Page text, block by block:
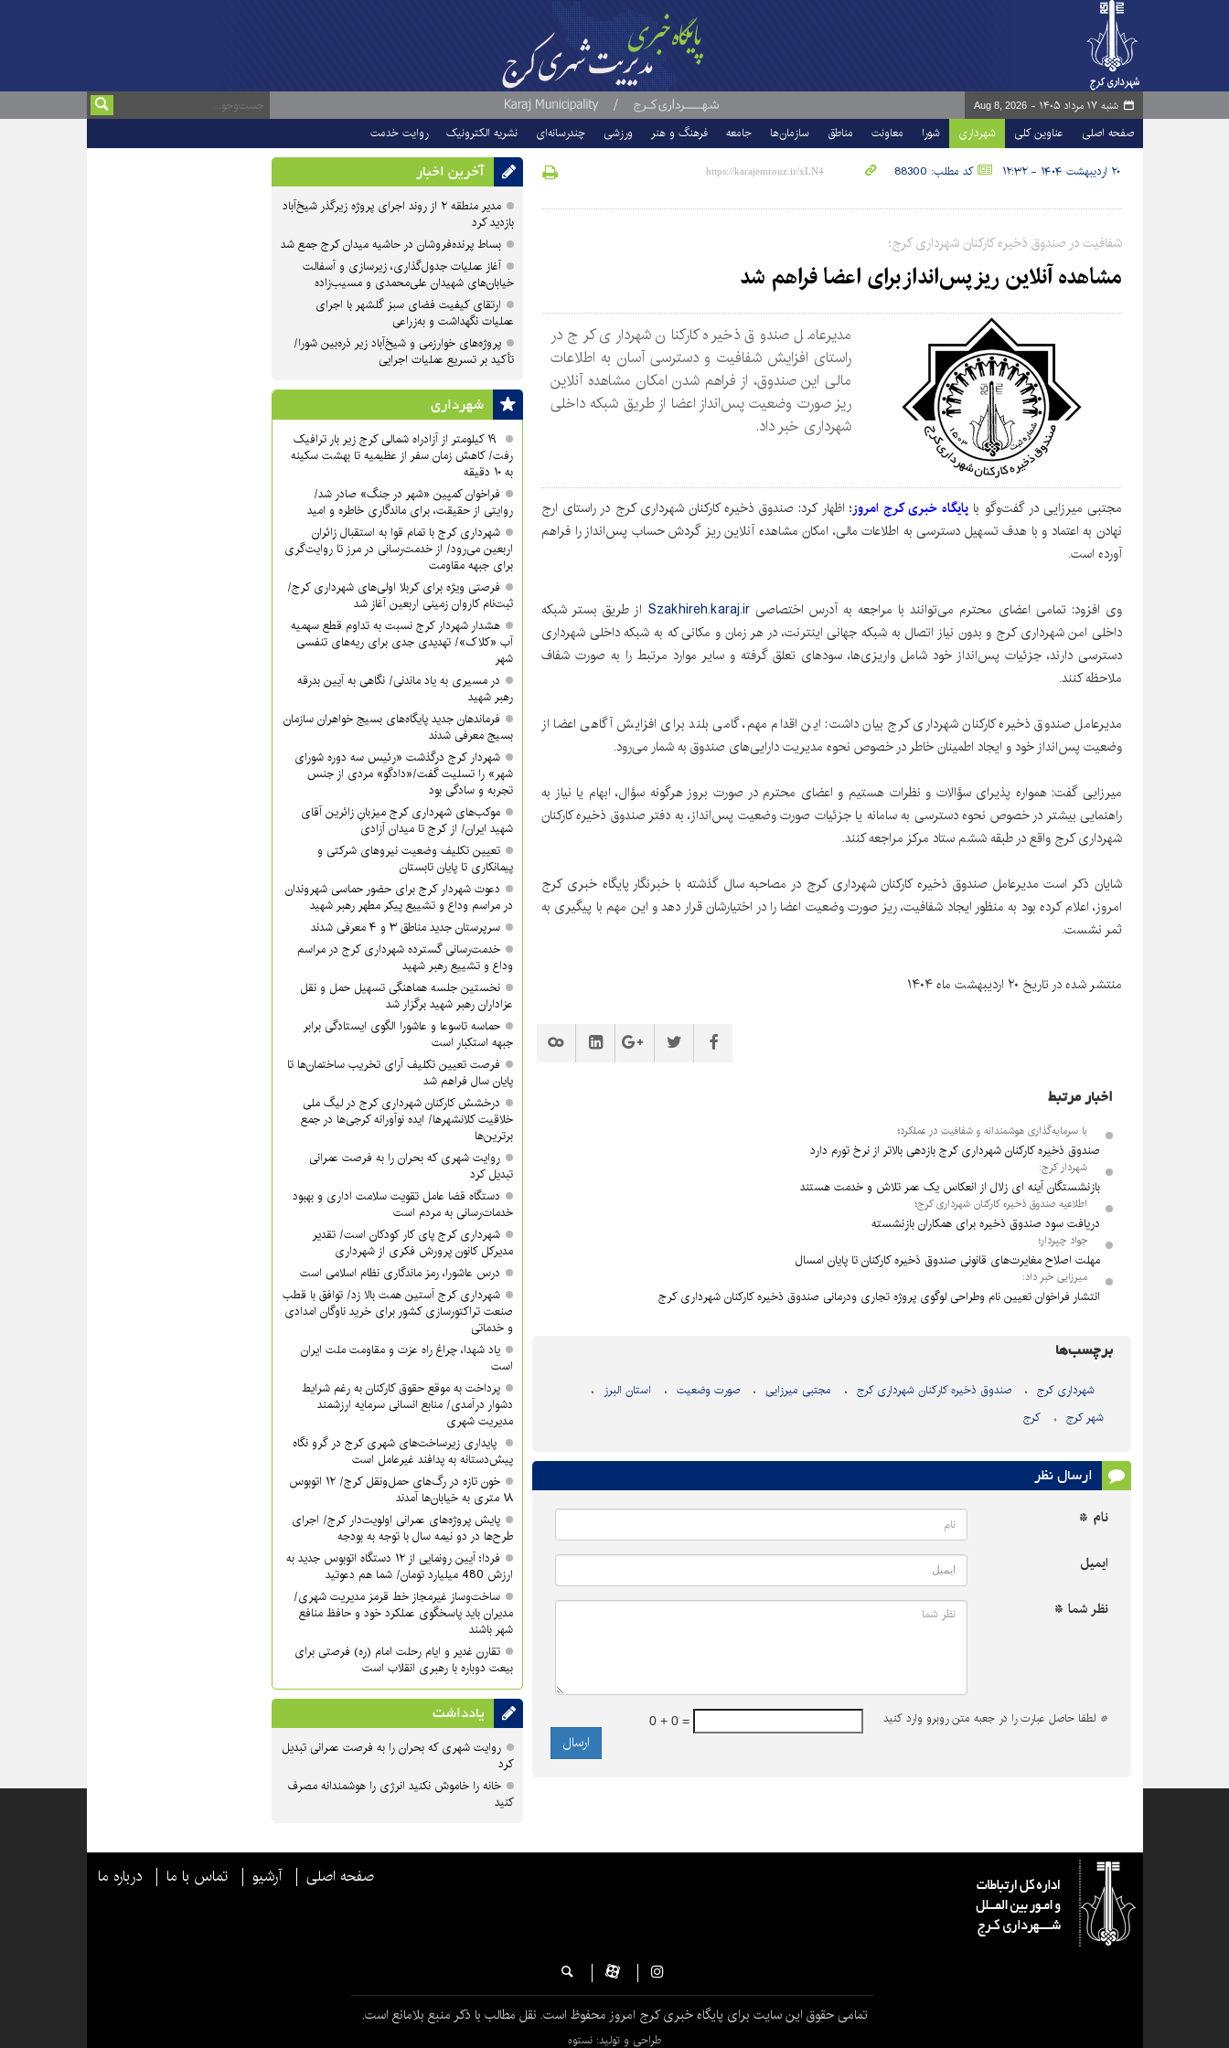
شنبه ۱۷ مرداد ۱۴۰۵ - Aug 8, 2026
صفحه اصلی عناوین کلی شهرداری شورا معاونت مناطق سازمان‌ها جامعه فرهنگ و هنر ورزشی چندرسانه‌ای نشریه الکترونیک روایت خدمت
۲۰ اردیبهشت ۱۴۰۴ - ۱۲:۳۲ کد مطلب: 88300
شفافیت در صندوق ذخیره کارکنان شهرداری کرج؛
مشاهده آنلاین ریز پس‌انداز برای اعضا فراهم شد
مدیرعامل صندوق ذخیره کارکنان شهرداری کرج در
راستای افزایش شفافیت و دسترسی آسان به اطلاعات
مالی این صندوق، از فراهم شدن امکان مشاهده آنلاین
ریز صورت وضعیت پس‌انداز اعضا از طریق شبکه داخلی
شهرداری خبر داد.
مجتبی میرزایی در گفت‌وگو با پایگاه خبری کرج امروز؛ اظهار کرد: صندوق ذخیره کارکنان شهرداری کرج در راستای ارج
نهادن به اعتماد و با هدف تسهیل دسترسی به اطلاعات مالی، امکان مشاهده آنلاین ریز گردش حساب پس‌انداز را فراهم
آورده است.
وی افزود: تمامی اعضای محترم می‌توانند با مراجعه به آدرس اختصاصیSzakhireh.karaj.ir از طریق بستر شبکه
داخلی امن شهرداری کرج و بدون نیاز اتصال به شبکه جهانی اینترنت، در هر زمان و مکانی که به شبکه داخلی شهرداری
دسترسی دارند، جزئیات پس‌انداز خود شامل واریزی‌ها، سودهای تعلق گرفته و سایر موارد مرتبط را به صورت شفاف
ملاحظه کنند.
مدیرعامل صندوق ذخیره کارکنان شهرداری کرج بیان داشت: این اقدام مهم، گامی بلند برای افزایش آگاهی اعضا از
وضعیت پس‌انداز خود و ایجاد اطمینان خاطر در خصوص نحوه مدیریت دارایی‌های صندوق به شمار می‌رود.
میرزایی گفت: همواره پذیرای سؤالات و نظرات هستیم و اعضای محترم در صورت بروز هرگونه سؤال، ابهام یا نیاز به
راهنمایی بیشتر در خصوص نحوه دسترسی به سامانه یا جزئیات صورت وضعیت پس‌انداز، به دفتر صندوق ذخیره کارکنان
شهرداری کرج واقع در طبقه ششم ستاد مرکز مراجعه کنند.
شایان ذکر است مدیرعامل صندوق ذخیره کارکنان شهرداری کرج در مصاحبه سال گذشته با خبرنگار پایگاه خبری کرج
امروز، اعلام کرده بود به منظور ایجاد شفافیت، ریز صورت وضعیت اعضا را در اختیارشان قرار دهد و این مهم با پیگیری به
ثمر نشست.
منتشر شده در تاریخ ۲۰ اردیبهشت ماه ۱۴۰۴
اخبار مرتبط
با سرمایه‌گذاری هوشمندانه و شفافیت در عملکرد؛
صندوق ذخیره کارکنان شهرداری کرج بازدهی بالاتر از نرخ تورم دارد
شهردار کرج:
بازنشستگان آینه ای زلال از انعکاس یک عمر تلاش و خدمت هستند
اطلاعیه صندوق ذخیره کارکنان شهرداری کرج؛
دریافت سود صندوق ذخیره برای همکاران بازنشسته
جواد چپردار؛
مهلت اصلاح مغایرت‌های قانونی صندوق ذخیره کارکنان تا پایان امسال
میرزایی خبر داد:
انتشار فراخوان تعیین نام وطراحی لوگوی پروژه تجاری ودرمانی صندوق ذخیره کارکنان شهرداری کرج
برچسب‌ها
شهرداری کرج صندوق ذخیره کارکنان شهرداری کرج مجتبی میرزایی صورت وضعیت
استان البرز
شهر کرج
کرج
ارسال نظر
نام *
ایمیل
نظر شما *
* لطفا حاصل عبارت را در جعبه متن روبرو وارد کنید 0 + 0 =
آخرین اخبار
مدیر منطقه ۲ از روند اجرای پروژه زیرگذر شیخ‌آباد
بازدید کرد
بساط پرنده‌فروشان در حاشیه میدان کرج جمع شد
آغاز عملیات جدول‌گذاری، زیرسازی و آسفالت
خیابان‌های شهیدان علی‌محمدی و مسیب‌زاده
ارتقای کیفیت فضای سبز گلشهر با اجرای
عملیات نگهداشت و به‌زراعی
پروژه‌های خوارزمی و شیخ‌آباد زیر ذره‌بین شورا/
تأکید بر تسریع عملیات اجرایی
شهرداری
۱۹ کیلومتر از آزادراه شمالی کرج زیر بار ترافیک
رفت/ کاهش زمان سفر از عظیمیه تا بهشت سکینه
به ۱۰ دقیقه
فراخوان کمپین «شهر در جنگ» صادر شد/
روایتی از حقیقت، برای ماندگاری خاطره و امید
شهرداری کرج با تمام قوا به استقبال زائران
اربعین می‌رود/ از خدمت‌رسانی در مرز تا روایت‌گری
برای جبهه مقاومت
فرصتی ویژه برای کربلا اولی‌های شهرداری کرج/
ثبت‌نام کاروان زمینی اربعین آغاز شد
هشدار شهردار کرج نسبت به تداوم قطع سهمیه
آب «کلاک»/ تهدیدی جدی برای ریه‌های تنفسی
شهر
در مسیری به یاد ماندنی/ نگاهی به آیین بدرقه
رهبر شهید
فرماندهان جدید پایگاه‌های بسیج خواهران سازمان
بسیج معرفی شدند
شهردار کرج درگذشت «رئیس سه دوره شورای
شهر» را تسلیت گفت/«دادگو» مردی از جنس
تجربه و سادگی بود
موکب‌های شهرداری کرج میزبانِ زائرین آقای
شهید ایران/ از کرج تا میدان آزادی
تعیین تکلیف وضعیت نیروهای شرکتی و
پیمانکاری تا پایان تابستان
دعوت شهردار کرج برای حضور حماسی شهروندان
در مراسم وداع و تشییع پیکر مطهر رهبر شهید
سرپرستان جدید مناطق ۳ و ۴ معرفی شدند
خدمت‌رسانی گسترده شهرداری کرج در مراسم
وداع و تشییع رهبر شهید
نخستین جلسه هماهنگی تسهیل حمل و نقل
عزاداران رهبر شهید برگزار شد
حماسه تاسوعا و عاشورا الگوی ایستادگی برابر
جبهه استکبار است
فرصت تعیین تکلیف آرای تخریب ساختمان‌ها تا
پایان سال فراهم شد
درخشش کارکنان شهرداری کرج در لیگ ملی
خلاقیت کلانشهرها/ ایده نوآورانه کرجی‌ها در جمع
برترین‌ها
روایت شهری که بحران را به فرصت عمرانی
تبدیل کرد
دستگاه قضا عامل تقویت سلامت اداری و بهبود
خدمات‌رسانی به مردم است
شهرداری کرج پای کار کودکان است/ تقدیر
مدیرکل کانون پرورش فکری از شهرداری
درس عاشورا، رمز ماندگاری نظام اسلامی است
شهرداری کرج آستین همت بالا زد/ توافق با قطب
صنعت تراکتورسازی کشور برای خرید ناوگان امدادی
و خدماتی
یاد شهدا، چراغ راه عزت و مقاومت ملت ایران
است
پرداخت به موقع حقوق کارکنان به رغم شرایط
دشوار درآمدی/ منابع انسانی سرمایه ارزشمند
مدیریت شهری
پایداری زیرساخت‌های شهری کرج در گرو نگاه
پیش‌دستانه به پدافند غیرعامل است
خون تازه در رگ‌های حمل‌ونقل کرج/ ۱۲ اتوبوس
۱۸ متری به خیابان‌ها آمدند
پایش پروژه‌های عمرانی اولویت‌دار کرج/ اجرای
طرح‌ها در دو نیمه سال با توجه به بودجه
فردا؛ آیین رونمایی از ۱۲ دستگاه اتوبوس جدید به
ارزش 480 میلیارد تومان/ شما هم دعوتید
ساخت‌وساز غیرمجاز خط قرمز مدیریت شهری‌/
مدیران باید پاسخگوی عملکرد خود و حافظ منافع
شهر باشند
تقارن غدیر و ایام رحلت امام (ره) فرصتی برای
بیعت دوباره با رهبری انقلاب است
یادداشت
روایت شهری که بحران را به فرصت عمرانی تبدیل
کرد
خانه را خاموش نکنید انرژی را هوشمندانه مصرف
کنید
صفحه اصلی آرشیو تماس با ما درباره ما
تمامی حقوق این سایت برای پایگاه خبری کرج امروز محفوظ است. نقل مطالب با ذکر منبع بلامانع است.
طراحی و تولید: نستوه